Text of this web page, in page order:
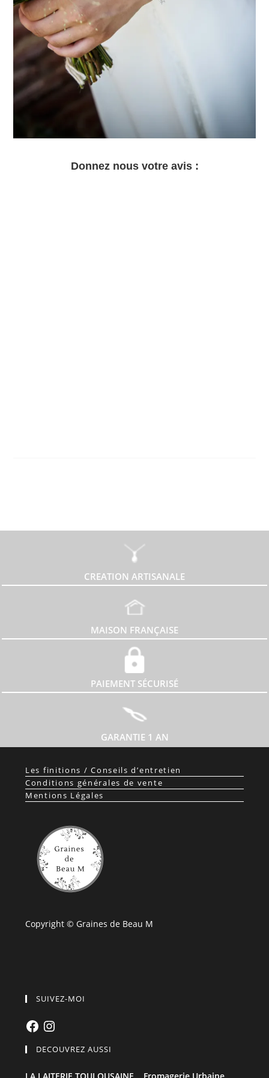
Donnez nous votre avis :
CREATION ARTISANALE
MAISON FRANÇAISE
PAIEMENT SÉCURISÉ
GARANTIE 1 AN
Les finitions / Conseils d’entretien
Conditions générales de vente
Mentions Légales
Copyright © Graines de Beau M
SUIVEZ-MOI
FacebookInstagram
DECOUVREZ AUSSI